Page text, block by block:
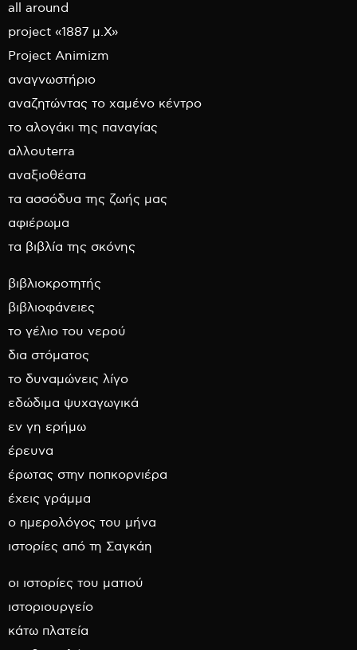
all around
project «1887 μ.Χ»
Project Animizm
αναγνωστήριο
αναζητώντας το χαμένο κέντρο
το αλογάκι της παναγίας
αλλουterra
αναξιοθέατα
τα ασσόδυα της ζωής μας
αφιέρωμα
τα βιβλία της σκόνης
βιβλιοκροτητής
βιβλιοφάνειες
το γέλιο του νερού
δια στόματος
το δυναμώνεις λίγο
εδώδιμα ψυχαγωγικά
εν γη ερήμω
έρευνα
έρωτας στην ποπκορνιέρα
έχεις γράμμα
ο ημερολόγος του μήνα
ιστορίες από τη Σαγκάη
οι ιστορίες του ματιού
ιστοριουργείο
κάτω πλατεία